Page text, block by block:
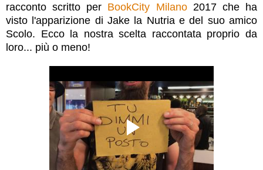
raccontoscritto per BookCity Milano2017 che ha
visto l'apparizione di Jake la Nutria e del suo amico
Scolo. Ecco la nostra scelta raccontata proprio da
loro... più o meno!